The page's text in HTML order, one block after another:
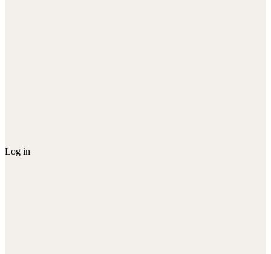
Log in